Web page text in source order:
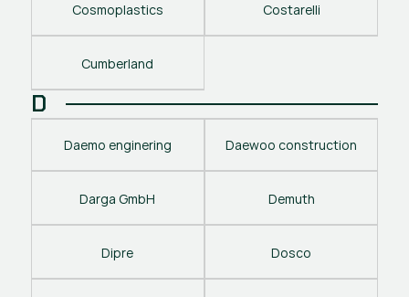
Cosmoplastics Costarelli
Cumberland
D
Daemo enginering Daewoo construction
Darga GmbH Demuth
Dipre Dosco